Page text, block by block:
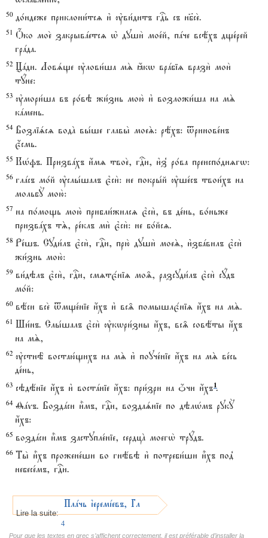
50 до1ндеже приклони1тсz и3 ўви1дитъ гDь съ нб7се2.
51 Џко мое2 закрывaетсz њ души2 мое1й, пaче всёхъ дще1рей
грaда.
52 Цaди. Ловsще ўлови1ша мS ћкw врaбіz врази2 мои2
тyне:
53 ўмори1ша въ ро1вэ жи1знь мою2 и3 возложи1ша на мS
кaмень.
54 Возліsсz водA вы1ше главы2 моеS: рёхъ: tринове1нъ
є4смь.
55 КHфъ. Призвaхъ и4мz твое2, гDи, и3з8 ро1ва преиспо1днzгw:
56 глaсъ мо1й ўслы1шалъ є3си2: не покры1й ўше1съ твои1хъ на
мольбY мою2:
57 на по1мощь мою2 прибли1жилсz є3си2, въ де1нь, во1ньже
призвaхъ тS, ре1клъ ми2 є3си2: не бо1йсz.
58 Ре1шъ. Суди1лъ є3си2, гDи, прю2 души2 моеS, и3збaвилъ є3си2
жи1знь мою2:
59 ви1дэлъ є3си2, гDи, смzтє1ніz мо‰, разсуди1лъ є3си2 сyдъ
мо1й:
60 вёси все2 tмще1ніе и4хъ и3 вс‰ помышлє1ніz и4хъ на мS.
61 Ши1нъ. Слы1шалъ є3си2 ўкwри1зны и4хъ, вс‰ совёты и4хъ
на мS,
62 ўстнЁ востаю1щихъ на мS и3 поуче1ніе и4хъ на мS ве1сь
де1нь,
63 сэдёніе и4хъ и3 востaніе и4хъ: при1зри на џчи и4хъ1.
64 Favъ. Воздaси и5мъ, гDи, воздаsніе по дэлHмъ рукY
и4хъ:
65 воздaси и5мъ заступле1ніе, сердцA моегw2 трyдъ.
66 Ты2 и5хъ прожене1ши во гнёвэ и3 потреби1ши и5хъ под8
небесе1мъ, гDи.
Lire la suite:
Плaчь їеремjевъ, ГлавA
4
Pour que les textes en grec s’affichent correctement, il est préférable d’installer la